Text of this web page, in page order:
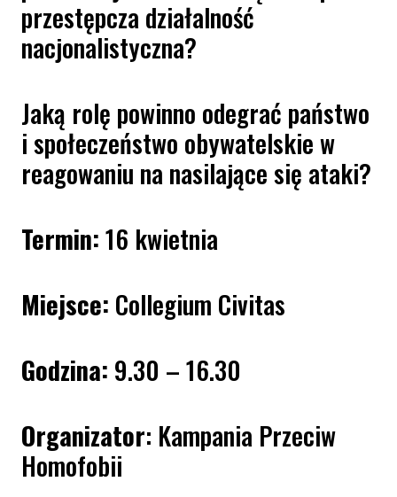
przestępcza działalność
nacjonalistyczna?
Jaką rolę powinno odegrać państwo
i społeczeństwo obywatelskie w
reagowaniu na nasilające się ataki?
Termin:16 kwietnia
Miejsce: Collegium Civitas
Godzina: 9.30 – 16.30
Organizator: Kampania Przeciw
Homofobii